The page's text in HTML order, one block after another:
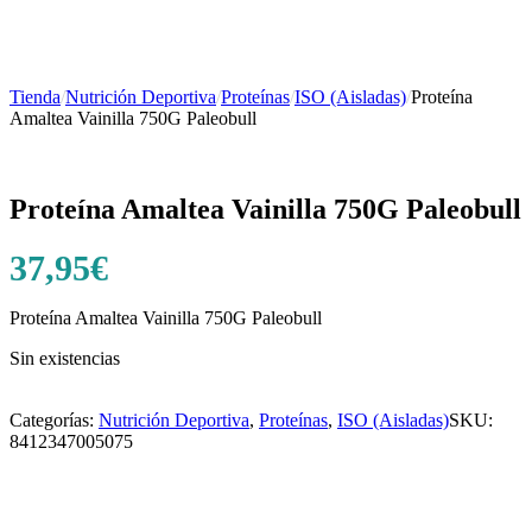
Tienda/Nutrición Deportiva/Proteínas/ISO (Aisladas)/Proteína
Amaltea Vainilla 750G Paleobull
Proteína Amaltea Vainilla 750G Paleobull
37,95€
Proteína Amaltea Vainilla 750G Paleobull
Sin existencias
Categorías: Nutrición Deportiva, Proteínas, ISO (Aisladas)SKU:
8412347005075